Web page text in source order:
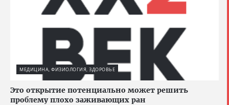
МЕДИЦИНА, ФИЗИОЛОГИЯ, ЗДОРОВЬЕ
Это открытие потенциально может решить
проблему плохо заживающих ран